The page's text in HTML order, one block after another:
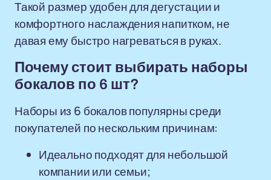
Такой размер удобен для дегустации и
комфортного наслаждения напитком, не
давая ему быстро нагреваться в руках.
Почему стоит выбирать наборы
бокалов по 6 шт?
Наборы из 6 бокалов популярны среди
покупателей по нескольким причинам:
Идеально подходят для небольшой
компании или семьи;